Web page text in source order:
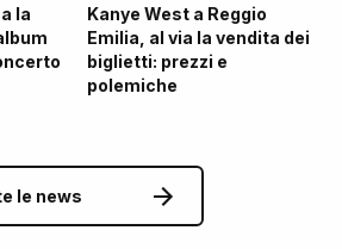
la
Kanye West a Reggio
Emilia, al via la vendita dei
biglietti: prezzi e
polemiche
le news